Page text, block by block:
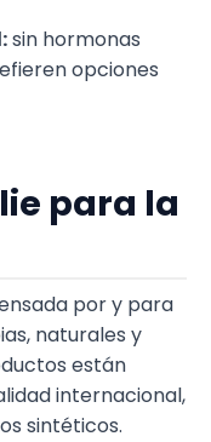
sin hormonas
opciones
para la
por y para
naturales y
están
internacional,
sintéticos.